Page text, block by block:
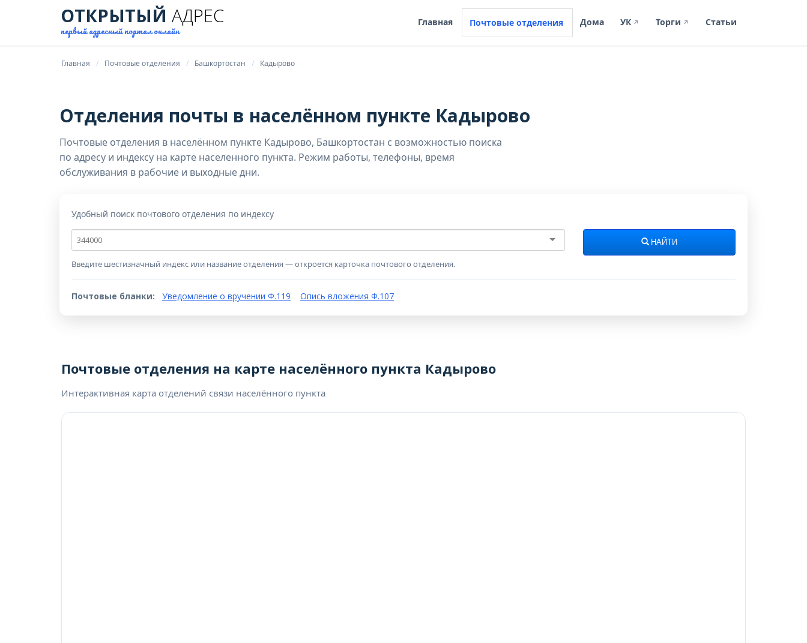
ОТКРЫТЫЙ АДРЕС
первый адресный портал онлайн
Главная Почтовые отделения Дома УК ↗ Торги ↗ Статьи
Главная Почтовые отделения Башкортостан Кадырово
Отделения почты в населённом пункте Кадырово
Почтовые отделения в населённом пункте Кадырово, Башкортостан с возможностью поиска
по адресу и индексу на карте населенного пункта. Режим работы, телефоны, время
обслуживания в рабочие и выходные дни.
Удобный поиск почтового отделения по индексу
Почтовый
индекс
Введите шестизначный индекс или название отделения — откроется карточка почтового отделения.
НАЙТИ
Почтовые бланки: Уведомление о вручении Ф.119 Опись вложения Ф.107
Почтовые отделения на карте населённого пункта Кадырово
Интерактивная карта отделений связи населённого пункта